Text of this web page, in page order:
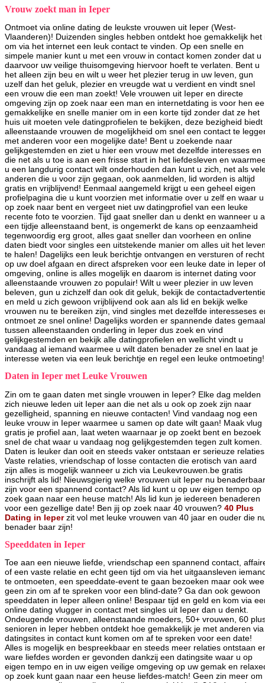
Vrouw zoekt man in Ieper
Ontmoet via online dating de leukste vrouwen uit Ieper (West-
Vlaanderen)! Duizenden singles hebben ontdekt hoe gemakkelijk het
om via het internet een leuk contact te vinden. Op een snelle en
simpele manier kunt u met een vrouw in contact komen zonder dat u
daarvoor uw veilige thuisomgeving hiervoor hoeft te verlaten. Bent u
het alleen zijn beu en wilt u weer het plezier terug in uw leven, gun
uzelf dan het geluk, plezier en vreugde wat u verdient en vindt snel
een vrouw die een man zoekt! Vele vrouwen uit Ieper en directe
omgeving zijn op zoek naar een man en internetdating is voor hen
gemakkelijke en snelle manier om in een korte tijd zonder dat ze het
huis uit moeten vele datingprofielen te bekijken, deze bezigheid biedt
alleenstaande vrouwen de mogelijkheid om snel een contact te
met anderen voor een mogelijke date! Bent u zoekende naar
gelijkgestemden en ziet u hier een vrouw met dezelfde interesses en
die net als u toe is aan een frisse start in het liefdesleven en
u een langdurig contact wilt onderhouden dan kunt u zich, net als
anderen die u voor zijn gegaan, ook aanmelden, lid worden is altijd
gratis en vrijblijvend! Eenmaal aangemeld krijgt u een geheel eigen
profielpagina die u kunt voorzien met informatie over u zelf en waar u
op zoek naar bent en vergeet niet uw datingprofiel van een leuke
recente foto te voorzien. Tijd gaat sneller dan u denkt en wanneer u
een tijdje alleenstaand bent, is ongemerkt de kans op eenzaamheid
tegenwoordig erg groot, alles gaat sneller dan voorheen en online
daten biedt voor singles een uitstekende manier om alles uit het
te halen! Dagelijks een leuk berichtje ontvangen en versturen of recht
op uw doel afgaan en direct afspreken voor een leuke date in Ieper of
omgeving, online is alles mogelijk en daarom is internet dating voor
alleenstaande vrouwen zo populair! Wilt u weer plezier in uw leven
beleven, gun u zichzelf dan ook dit geluk, bekijk de
en meld u zich gewoon vrijblijvend ook aan als lid en bekijk welke
vrouwen nu te bereiken zijn, vind singles met dezelfde interesseses
ontmoet ze snel online! Dagelijks worden er spannende dates
tussen alleenstaanden onderling in Ieper dus zoek en vind
gelijkgestemden en bekijk alle datingprofielen en wellicht vindt u
vandaag al iemand waarmee u wilt daten benader ze snel en laat je
interesse weten via een leuk berichtje en regel een leuke ontmoeting!
Daten in Ieper met Leuke Vrouwen
Zin om te gaan daten met single vrouwen in Ieper? Elke dag melden
zich nieuwe leden uit Ieper aan die net als u ook op zoek zijn naar
gezelligheid, spanning en nieuwe contacten! Vind vandaag nog een
leuke vrouw in Ieper waarmee u samen op date wilt gaan! Maak vlug
gratis je profiel aan, laat weten waarnaar je op zoekt bent en bezoek
snel de chat waar u vandaag nog gelijkgestemden tegen zult komen.
Daten is leuker dan ooit en steeds vaker ontstaan er serieuze
Vaste relaties, vriendschap of losse contacten die erotisch van aard
zijn alles is mogelijk wanneer u zich via Leukevrouwen.be gratis
inschrijft als lid! Nieuwsgierig welke vrouwen uit Ieper nu benaderbaar
zijn voor een spannend contact? Als lid kunt u op uw eigen tempo op
zoek gaan naar een heuse match! Als lid kun je iedereen benaderen
voor een gezellige date! Ben jij op zoek naar 40 vrouwen? 40 Plus
Dating in Ieperzit vol met leuke vrouwen van 40 jaar en ouder die
benader baar zijn!
Speeddaten in Ieper
Toe aan een nieuwe liefde, vriendschap een spannend contact,
of een vaste relatie en echt geen tijd om via het uitgaansleven
te ontmoeten, een speeddate-event te gaan bezoeken maar ook
geen zin om af te spreken voor een blind-date? Ga dan ook gewoon
speeddaten in Ieper alleen online! Bespaar tijd en geld en kom via
online dating vlugger in contact met singles uit Ieper dan u denkt.
Ondeugende vrouwen, alleenstaande moeders, 50+ vrouwen, 60
senioren in Ieper hebben ontdekt hoe gemakkelijk je met anderen via
datingsites in contact kunt komen om af te spreken voor een date!
Alles is mogelijk en bespreekbaar en steeds meer relaties ontstaan
ware liefdes worden er gevonden dankzij een datingsite waar u op
eigen tempo en in uw eigen veilige omgeving op uw gemak en
op zoek kunt gaan naar een heuse liefdes-match! Geen zin meer om